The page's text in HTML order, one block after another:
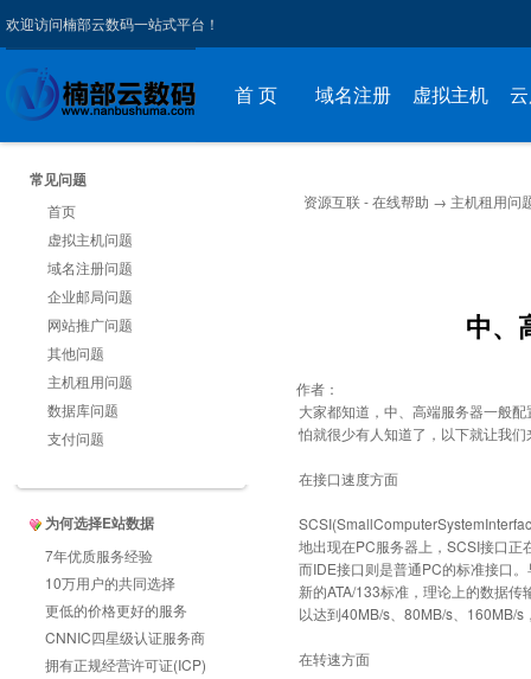
欢迎访问楠部云数码一站式平台！
首 页 域名注册 虚拟主机
常见问题
首页
虚拟主机问题
域名注册问题
企业邮局问题
网站推广问题
其他问题
主机租用问题
数据库问题
支付问题
为何选择E站数据
7年优质服务经验
10万用户的共同选择
更低的价格更好的服务
CNNIC四星级认证服务商
拥有正规经营许可证(ICP)
资源互联 - 在线帮助 → 主机租用问
中、
作者：
大家都知道，中、高端服务器一般
怕就很少有人知道了，以下就让我
在接口速度方面
地出现在PC服务器上，SCSI接口正
而IDE接口则是普通PC的标准接口
新的ATA/133标准，理论上的数据
以达到40MB/s、80MB/s、160MB/
在转速方面